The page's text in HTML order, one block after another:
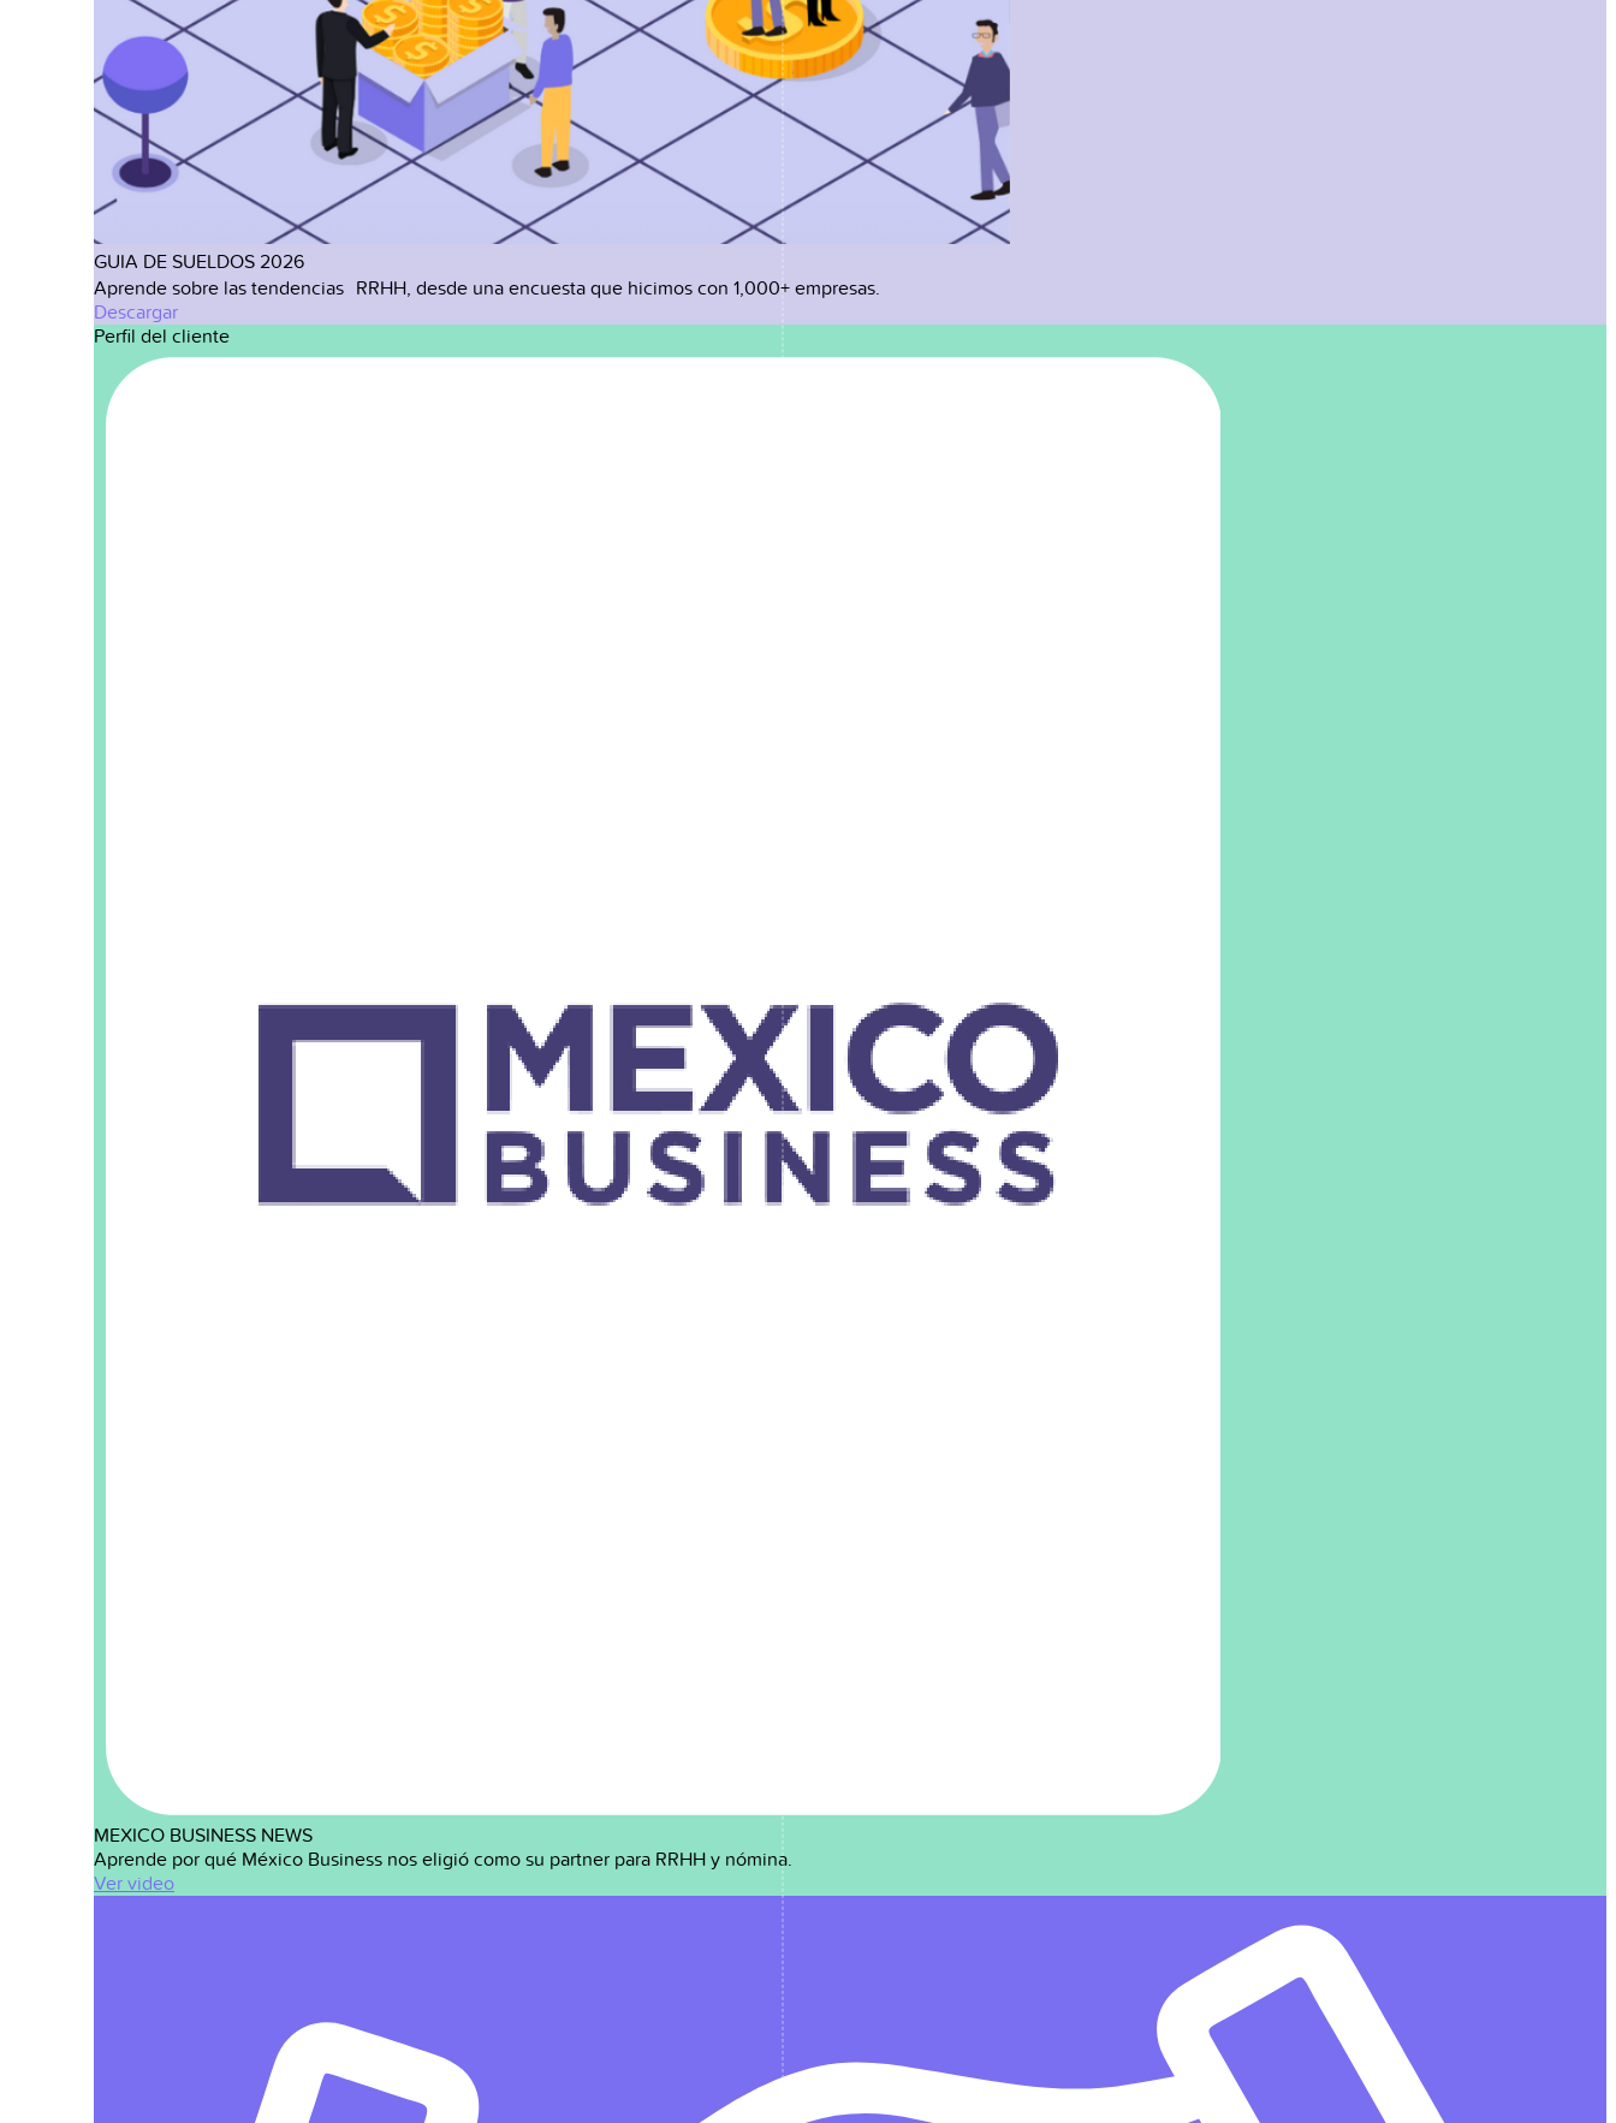
GUIA DE SUELDOS 2026
Aprende sobre las tendencias RRHH, desde una encuesta que hicimos con 1,000+ empresas.
Descargar
Perfil del cliente
MEXICO BUSINESS NEWS
Aprende por qué México Business nos eligió como su partner para RRHH y nómina.
Ver video